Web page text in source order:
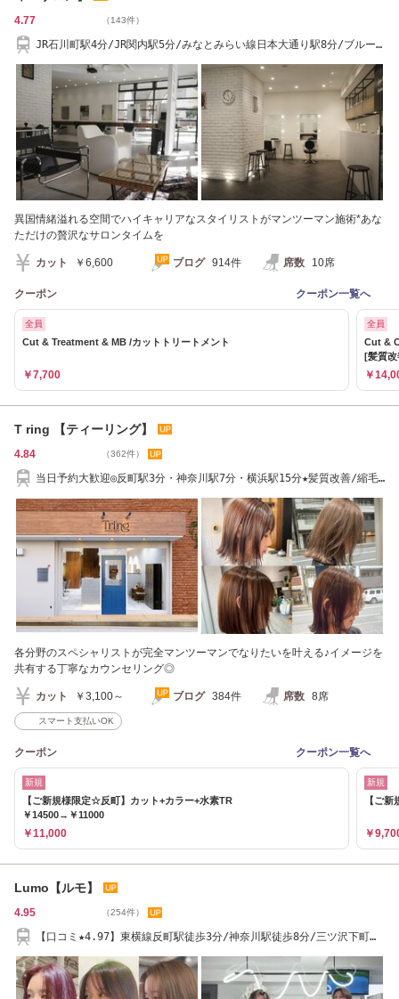
4.77 （143件）
JR石川町駅4分/JR関内駅5分/みなとみらい線日本大通り駅8分/ブルー
異国情緒溢れる空間でハイキャリアなスタイリストがマンツーマン施術*あな
ただけの贅沢なサロンタイムを
カット ￥6,600 ブログ 914件 席数 10席
クーポン クーポン一覧へ
全員
Cut & Treatment & MB /カットトリートメント
￥7,700
全員
Cut &
[髪質
￥
T ring 【ティーリング】
4.84 （362件）
当日予約大歓迎◎反町駅3分・神奈川駅7分・横浜駅15分★髪質改善/縮毛
各分野のスペシャリストが完全マンツーマンでなりたいを叶える♪イメージを
共有する丁寧なカウンセリング◎
カット ￥3,100～ ブログ 384件 席数 8席
スマート支払いOK
クーポン クーポン一覧へ
新規
【ご新規様限定☆反町】カット+カラー+水素TR
￥14500→￥11000
￥11,000
新規
【ご
￥
Lumo【ルモ】
4.95 （254件）
【口コミ★4.97】東横線反町駅徒歩3分/神奈川駅徒歩8分/三ツ沢下町駅